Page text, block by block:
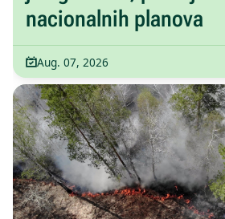
nacionalnih planova
Aug. 07, 2026